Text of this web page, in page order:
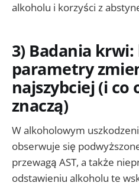
alkoholu i korzyści z
3) Badania
parametry
najszybciej (i co
znaczą)
W alkoholowym
obserwuje się
przewagą AST, a także
odstawieniu alkoholu te